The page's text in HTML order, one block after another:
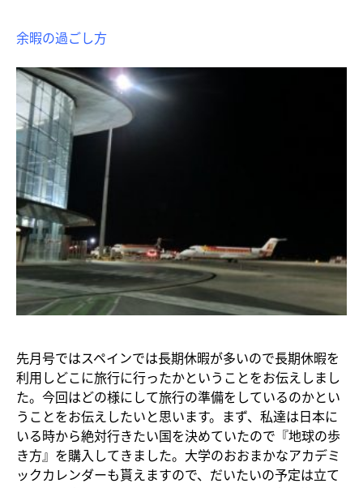
余暇の過ごし方
先月号ではスペインでは長期休暇が多いので長期休暇を
利用しどこに旅行に行ったかということをお伝えしまし
た。今回はどの様にして旅行の準備をしているのかとい
うことをお伝えしたいと思います。まず、私達は日本に
いる時から絶対行きたい国を決めていたので『地球の歩
き方』を購入してきました。大学のおおまかなアカデミ
ックカレンダーも貰えますので、だいたいの予定は立て